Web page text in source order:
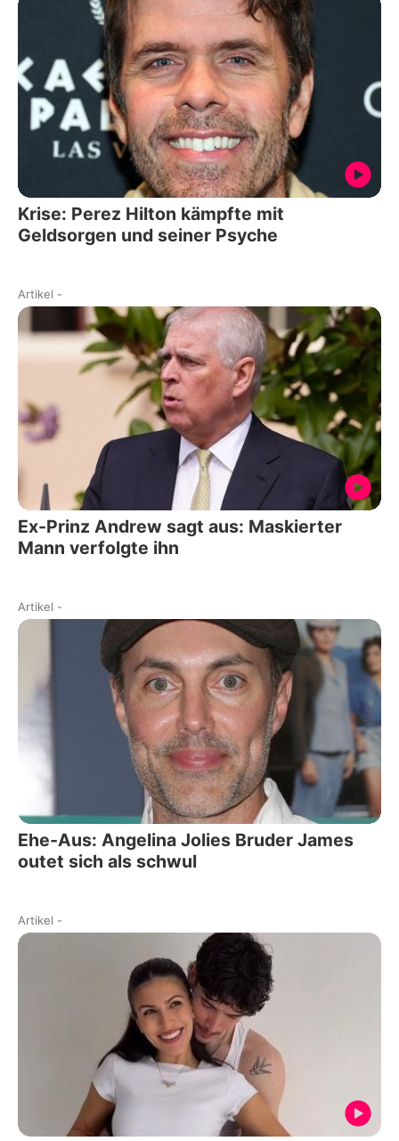
Krise: Perez Hilton kämpfte mit
Geldsorgen und seiner Psyche
Artikel -
Ex-Prinz Andrew sagt aus: Maskierter
Mann verfolgte ihn
Artikel -
Ehe-Aus: Angelina Jolies Bruder James
outet sich als schwul
Artikel -